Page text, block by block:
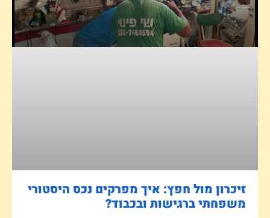
זיכרון מול חפץ: איך מפרקים נכס היסטורי
משפחתי ברגישות ובכבוד?